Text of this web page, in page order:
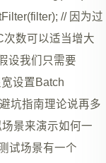
// 因为过
数可以适当增大
设我们只需要
设置Batch
坑指南理论说再多
景来演示如何一
试场景有一个